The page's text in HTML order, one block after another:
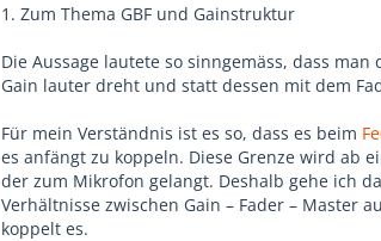
1. Zum Thema GBF und Gainstruktur
Die Aussage lautete so sinngemäss, dass
Gain lauter dreht und statt dessen mit dem
Für mein Verständnis ist es so, dass es beim
es anfängt zu koppeln. Diese Grenze wird ab
der zum Mikrofon gelangt. Deshalb gehe ich
Verhältnisse zwischen Gain – Fader – Master
koppelt es.